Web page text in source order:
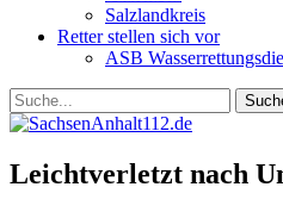
Salzlandkreis
Retter stellen sich vor
ASB
Leichtverletzt nach